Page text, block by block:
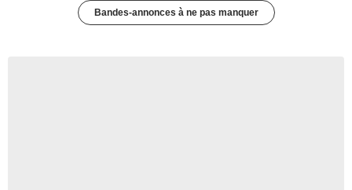
Bandes-annonces à ne pas manquer